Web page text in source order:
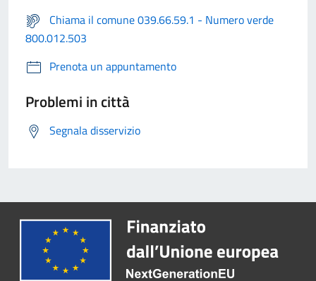
Chiama il comune 039.66.59.1 - Numero verde
800.012.503
Prenota un appuntamento
Problemi in città
Segnala disservizio